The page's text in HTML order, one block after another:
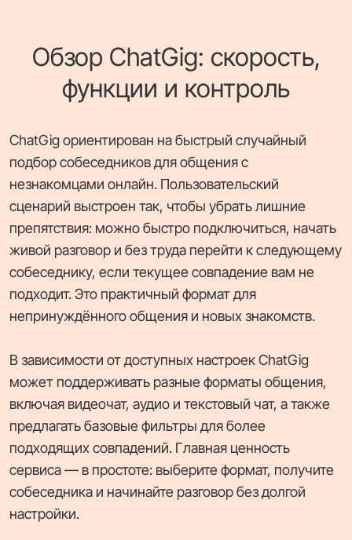
Обзор ChatGig: скорость,
функции и контроль
ChatGig ориентирован на быстрый случайный
подбор собеседников для общения с
незнакомцами онлайн. Пользовательский
сценарий выстроен так, чтобы убрать лишние
препятствия: можно быстро подключиться, начать
живой разговор и без труда перейти к следующему
собеседнику, если текущее совпадение вам не
подходит. Это практичный формат для
непринуждённого общения и новых знакомств.
В зависимости от доступных настроек ChatGig
может поддерживать разные форматы общения,
включая видеочат, аудио и текстовый чат, а также
предлагать базовые фильтры для более
подходящих совпадений. Главная ценность
сервиса — в простоте: выберите формат, получите
собеседника и начинайте разговор без долгой
настройки.